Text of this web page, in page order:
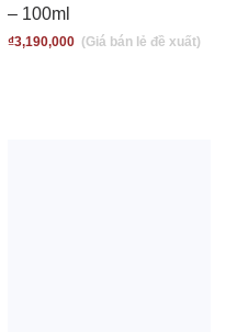
– 100ml
₫3,190,000